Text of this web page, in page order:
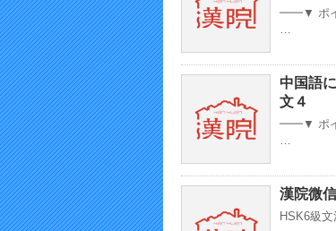
━━▼
…
中国語
文４
━━▼
…
漢院微
HSK6級